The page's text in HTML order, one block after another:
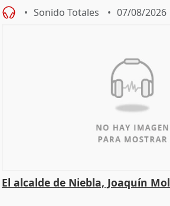
Sonido Totales 07/08/2026
El alcalde de Niebla, Joaquín